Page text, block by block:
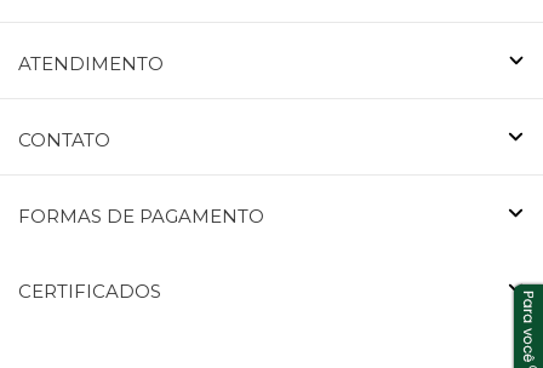
ATENDIMENTO
CONTATO
FORMAS DE PAGAMENTO
CERTIFICADOS